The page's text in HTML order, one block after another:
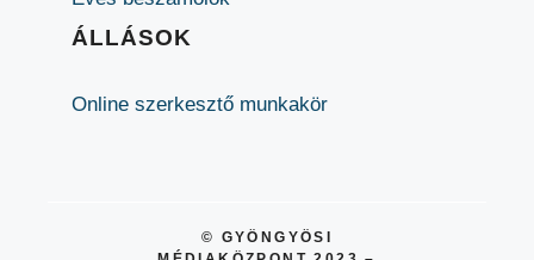
ÁLLÁSOK
Online szerkesztő munkakör
© GYÖNGYÖSI